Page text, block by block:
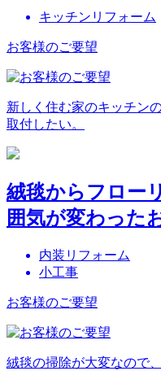
キッチンリフォーム
お客様のご要望
新しく住む家のキッチン
取付したい。
絨毯からフロー
囲気が変わった
内装リフォーム
小工事
お客様のご要望
絨毯の掃除が大変なので